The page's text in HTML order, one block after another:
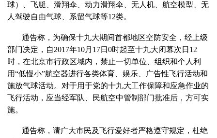
球）、飞艇、滑翔伞、动力滑翔伞、无人机、航空模型、无
人驾驶自由气球、系留气球等12类。
通告称，为确保十九大期间首都地区空防安全，经上级
部门决定，自2017年10月17日0时起至十九大闭幕次日12
时，在北京市行政区域内，禁止一切单位、组织和个人利
用“低慢小”航空器进行各类体育、娱乐、广告性飞行活动和
施放气球活动。对于用于党的十九大工作保障和应急作业的
飞行活动，应当经军队、民航空中管制部门批准后，方可实
施。
通告称，请广大市民及飞行爱好者严格遵守规定，杜绝